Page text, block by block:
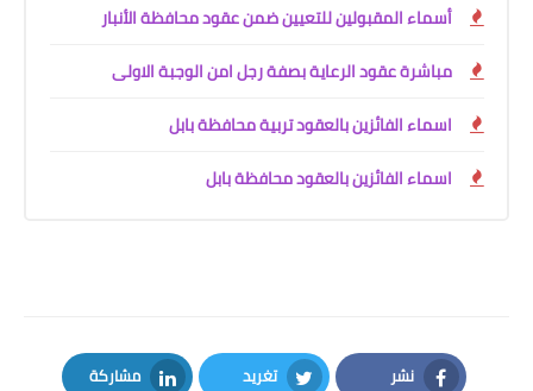
أسماء المقبولين للتعيين ضمن عقود محافظة الأنبار
مباشرة عقود الرعاية بصفة رجل امن الوجبة الاولى
اسماء الفائزين بالعقود تربية محافظة بابل
اسماء الفائزين بالعقود محافظة بابل
نشر تغريد مشاركة